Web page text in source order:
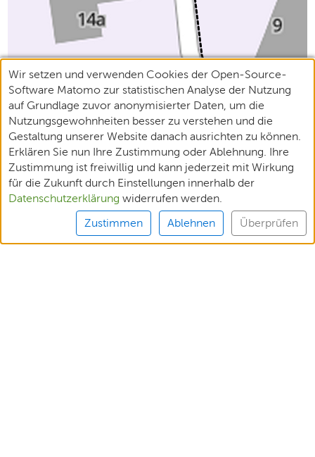
Wir setzen und verwenden Cookies der Open-Source-
Software Matomo zur statistischen Analyse der Nutzung
auf Grundlage zuvor anonymisierter Daten, um die
Nutzungsgewohnheiten besser zu verstehen und die
Gestaltung unserer Website danach ausrichten zu können.
Erklären Sie nun Ihre Zustimmung oder Ablehnung. Ihre
Zustimmung ist freiwillig und kann jederzeit mit Wirkung
für die Zukunft durch Einstellungen innerhalb der
Datenschutzerklärung widerrufen werden.
Zustimmen Ablehnen Überprüfen